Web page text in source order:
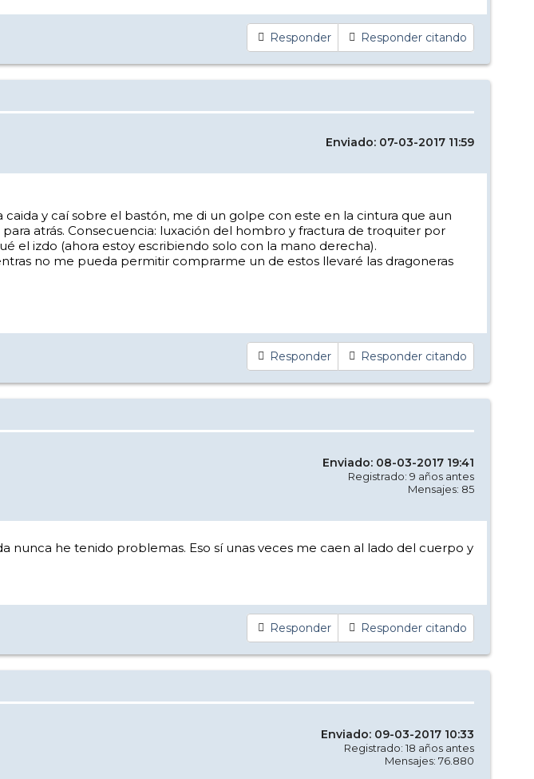
Responder Responder citando
Enviado: 07-03-2017 11:59
y caí sobre el bastón, me di un golpe con este en la cintura que aun
atrás. Consecuencia: luxación del hombro y fractura de troquiter por
el izdo (ahora estoy escribiendo solo con la mano derecha).
no me pueda permitir comprarme un de estos llevaré las dragoneras
Responder Responder citando
Enviado: 08-03-2017 19:41
Registrado: 9 años antes
Mensajes: 85
nunca he tenido problemas. Eso sí unas veces me caen al lado del cuerpo y
Responder Responder citando
Enviado: 09-03-2017 10:33
Registrado: 18 años antes
Mensajes: 76.880